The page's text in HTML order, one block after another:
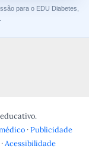
para o EDU Diabetes,
·Publicidade
Acessibilidade